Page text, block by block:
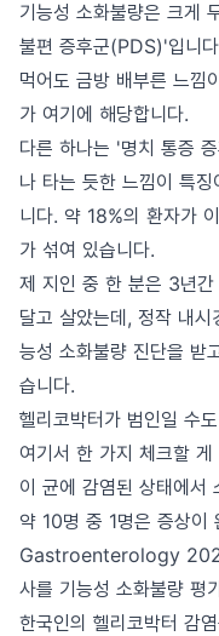
기능성 소화불량은 크게
불편 증후군(PDS)'입니
먹어도 금방 배부른 느낌
가 여기에 해당합니다.
다른 하나는 '명치 통증
나 타는 듯한 느낌이 특
니다. 약 18%의 환자가
가 섞여 있습니다.
제 지인 중 한 분은 3년간
달고 살았는데, 정작 내시
능성 소화불량 진단을 받
습니다.
헬리코박터가 범인일 수
여기서 한 가지 체크할
이 균에 감염된 상태에서
약 10명 중 1명은 증상이
Gastroenterology 2025
사를 기능성 소화불량 평
한국인의 헬리코박터 감